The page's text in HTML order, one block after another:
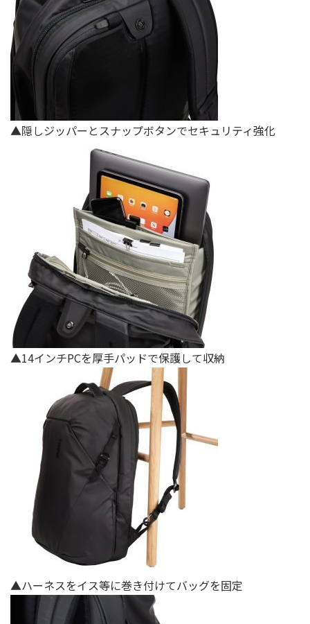
▲隠しジッパーとスナップボタンでセキュリティ強化
▲14インチPCを厚手パッドで保護して収納
▲ハーネスをイス等に巻き付けてバッグを固定